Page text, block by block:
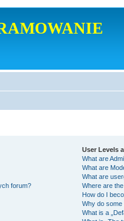
forum?
User Levels
What are
What are
What are
Where are
How do I
Why do some
What is a